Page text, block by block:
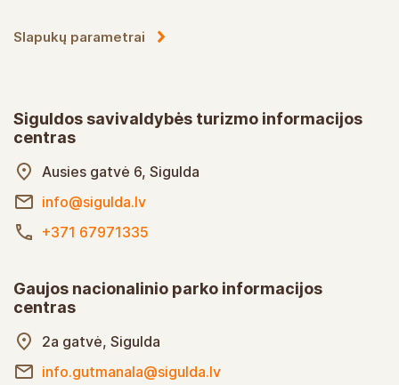
Slapukų parametrai
Siguldos savivaldybės turizmo informacijos
centras
Ausies gatvė 6, Sigulda
info@sigulda.lv
+371 67971335
Gaujos nacionalinio parko informacijos
centras
2a gatvė, Sigulda
info.gutmanala@sigulda.lv